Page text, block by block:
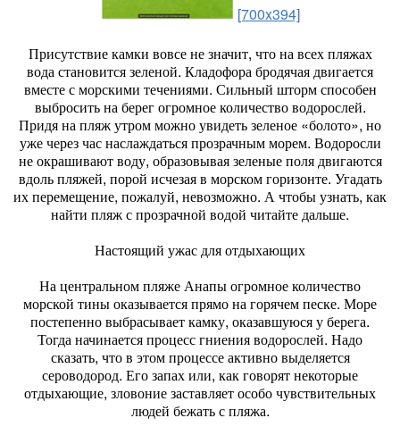
[700x394]
Присутствие камки вовсе не значит, что на всех пляжах
вода становится зеленой. Кладофора бродячая двигается
вместе с морскими течениями. Сильный шторм способен
выбросить на берег огромное количество водорослей.
Придя на пляж утром можно увидеть зеленое «болото», но
уже через час наслаждаться прозрачным морем. Водоросли
не окрашивают воду, образовывая зеленые поля двигаются
вдоль пляжей, порой исчезая в морском горизонте. Угадать
их перемещение, пожалуй, невозможно. А чтобы узнать, как
найти пляж с прозрачной водой читайте дальше.
Настоящий ужас для отдыхающих
На центральном пляже Анапы огромное количество
морской тины оказывается прямо на горячем песке. Море
постепенно выбрасывает камку, оказавшуюся у берега.
Тогда начинается процесс гниения водорослей. Надо
сказать, что в этом процессе активно выделяется
сероводород. Его запах или, как говорят некоторые
отдыхающие, зловоние заставляет особо чувствительных
людей бежать с пляжа.